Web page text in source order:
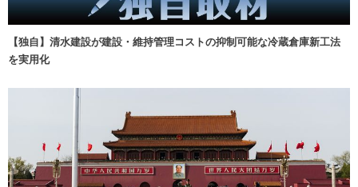
【独自】清水建設が建設・維持管理コストの抑制可能な冷蔵倉庫新工法
を実用化